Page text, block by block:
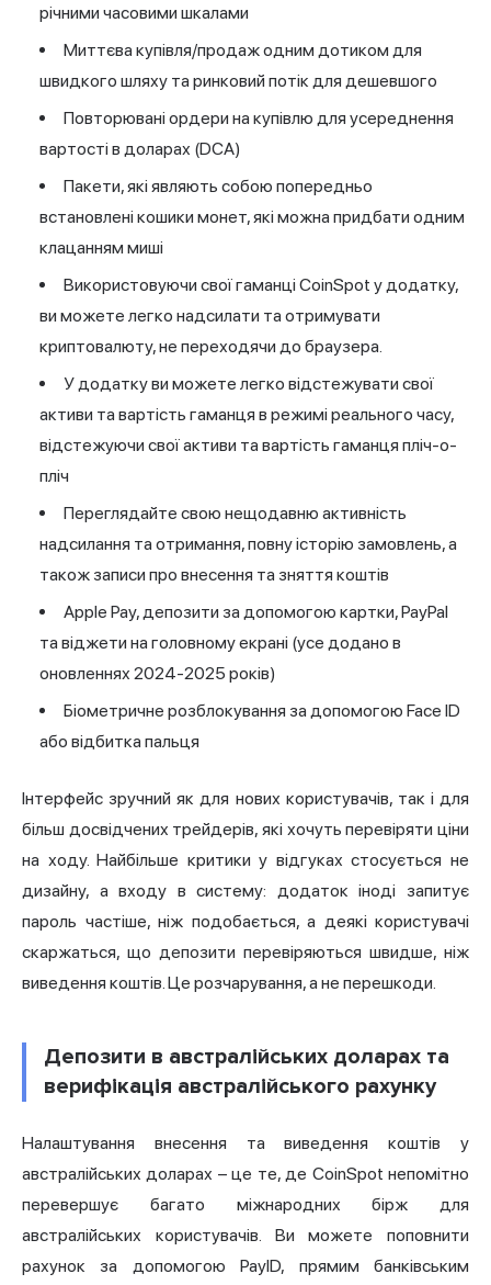
річними часовими шкалами
Миттєва купівля/продаж одним дотиком для
швидкого шляху та ринковий потік для дешевшого
Повторювані ордери на купівлю для усереднення
вартості в доларах (DCA)
Пакети, які являють собою попередньо
встановлені кошики монет, які можна придбати одним
клацанням миші
Використовуючи свої гаманці CoinSpot у додатку,
ви можете легко надсилати та отримувати
криптовалюту, не переходячи до браузера.
У додатку ви можете легко відстежувати свої
активи та вартість гаманця в режимі реального часу,
відстежуючи свої активи та вартість гаманця пліч-о-
пліч
Переглядайте свою нещодавню активність
надсилання та отримання, повну історію замовлень, а
також записи про внесення та зняття коштів
Apple Pay, депозити за допомогою картки, PayPal
та віджети на головному екрані (усе додано в
оновленнях 2024-2025 років)
Біометричне розблокування за допомогою Face ID
або відбитка пальця
Інтерфейс зручний як для нових користувачів, так і для
більш досвідчених трейдерів, які хочуть перевіряти ціни
на ходу. Найбільше критики у відгуках стосується не
дизайну, а входу в систему: додаток іноді запитує
пароль частіше, ніж подобається, а деякі користувачі
скаржаться, що депозити перевіряються швидше, ніж
виведення коштів. Це розчарування, а не перешкоди.
Депозити в австралійських доларах та
верифікація австралійського рахунку
Налаштування внесення та виведення коштів у
австралійських доларах – це те, де CoinSpot непомітно
перевершує багато міжнародних бірж для
австралійських користувачів. Ви можете поповнити
рахунок за допомогою PayID, прямим банківським